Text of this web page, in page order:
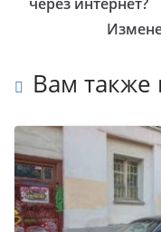
Вам также